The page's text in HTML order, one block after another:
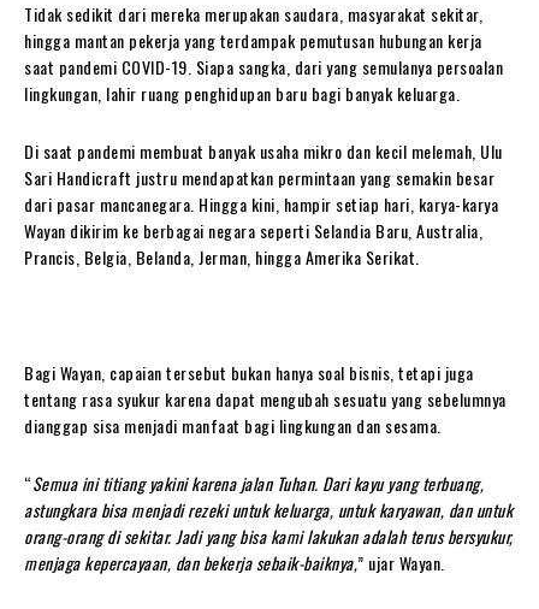
Tidak sedikit dari mereka merupakan saudara, masyarakat sekitar,
hingga mantan pekerja yang terdampak pemutusan hubungan kerja
saat pandemi COVID-19. Siapa sangka, dari yang semulanya persoalan
lingkungan, lahir ruang penghidupan baru bagi banyak keluarga.
Di saat pandemi membuat banyak usaha mikro dan kecil melemah, Ulu
Sari Handicraft justru mendapatkan permintaan yang semakin besar
dari pasar mancanegara. Hingga kini, hampir setiap hari, karya-karya
Wayan dikirim ke berbagai negara seperti Selandia Baru, Australia,
Prancis, Belgia, Belanda, Jerman, hingga Amerika Serikat.
Bagi Wayan, capaian tersebut bukan hanya soal bisnis, tetapi juga
tentang rasa syukur karena dapat mengubah sesuatu yang sebelumnya
dianggap sisa menjadi manfaat bagi lingkungan dan sesama.
“Semua ini titiang yakini karena jalan Tuhan. Dari kayu yang terbuang,
astungkara bisa menjadi rezeki untuk keluarga, untuk karyawan, dan untuk
orang-orang di sekitar. Jadi yang bisa kami lakukan adalah terus bersyukur,
menjaga kepercayaan, dan bekerja sebaik-baiknya,” ujar Wayan.